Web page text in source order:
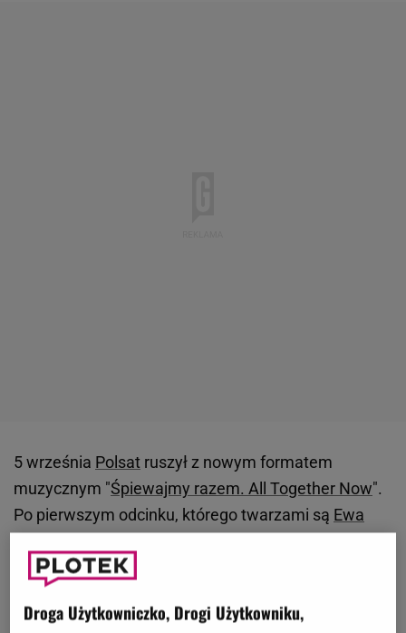
5 września Polsat ruszył z nowym formatem
muzycznym "Śpiewajmy razem. All Together Now".
Po pierwszym odcinku, którego twarzami są Ewa
zawrzało. Największe kontrowersje wywołał skład
jury.
Droga Użytkowniczko, Drogi Użytkowniku,